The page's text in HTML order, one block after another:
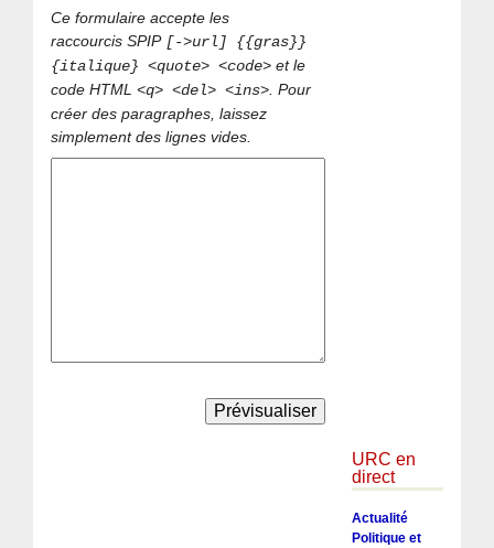
Ce formulaire accepte les
raccourcis SPIP [->url] {{gras}}
{italique} <quote> <code> et le
code HTML<q> <del> <ins>. Pour
créer des paragraphes, laissez
simplement des lignes vides.
URC en
direct
Actualité
Politique et